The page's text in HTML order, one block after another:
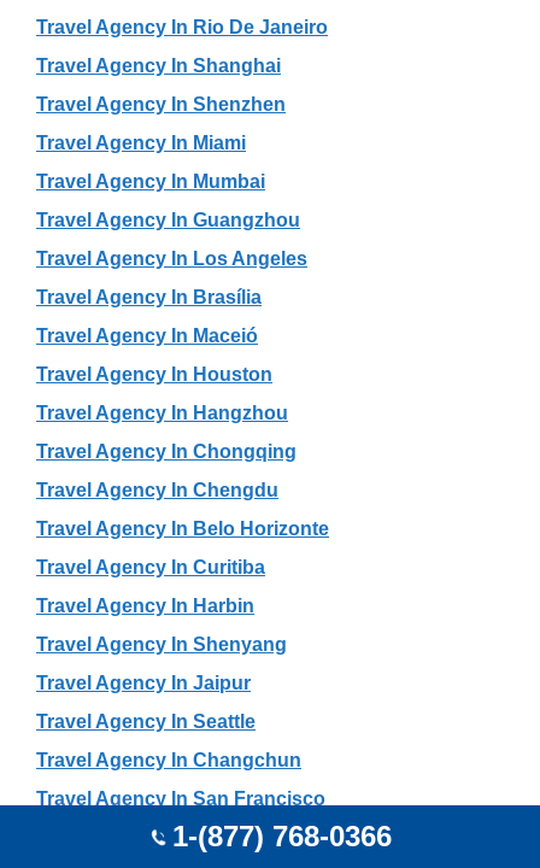
Travel Agency In Rio De Janeiro
Travel Agency In Shanghai
Travel Agency In Shenzhen
Travel Agency In Miami
Travel Agency In Mumbai
Travel Agency In Guangzhou
Travel Agency In Los Angeles
Travel Agency In Brasília
Travel Agency In Maceió
Travel Agency In Houston
Travel Agency In Hangzhou
Travel Agency In Chongqing
Travel Agency In Chengdu
Travel Agency In Belo Horizonte
Travel Agency In Curitiba
Travel Agency In Harbin
Travel Agency In Shenyang
Travel Agency In Jaipur
Travel Agency In Seattle
Travel Agency In Changchun
Travel Agency In San Francisco
Travel Agency In Kunming1-(877) 768-0366